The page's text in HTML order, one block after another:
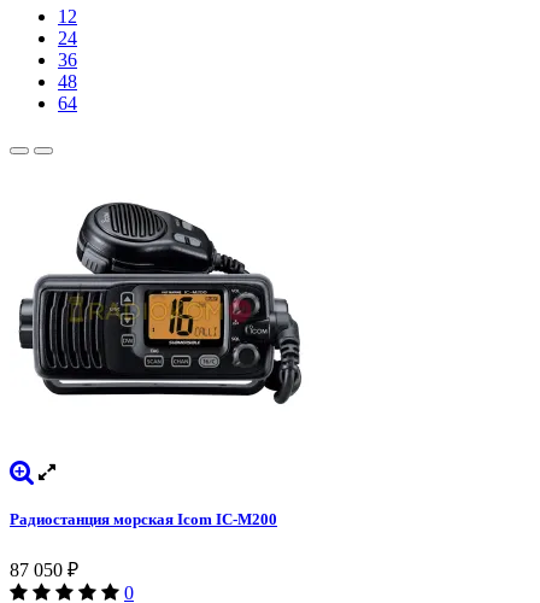
12
24
36
48
64
Радиостанция морская Icom IC-M200
87 050 ₽
0